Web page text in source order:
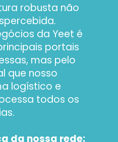
robusta não
da Yeet é
portais
mas pelo
que nosso
logístico e
todos os
da nossa rede: